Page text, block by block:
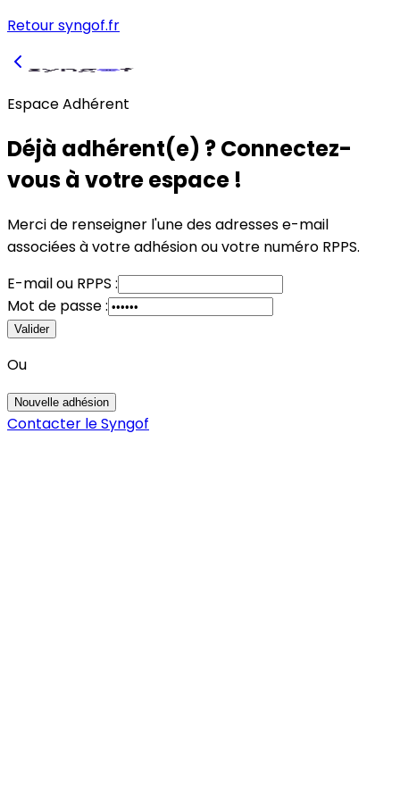
Retour syngof.fr
Espace Adhérent
Déjà adhérent(e) ? Connectez-
vous à votre espace !
Merci de renseigner l'une des adresses e-mail
associées à votre adhésionouvotre numéro RPPS.
E-mailou RPPS :
Mot de passe :
Valider
Ou
Nouvelle adhésion
Contacter le Syngof